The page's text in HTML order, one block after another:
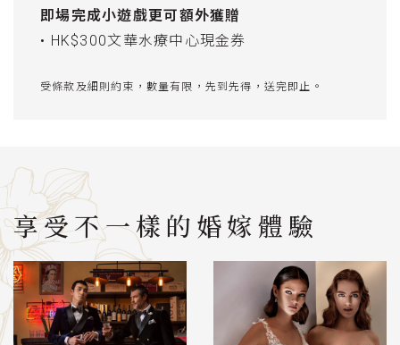
即場完成小遊戲更可額外獲贈
• HK$300文華水療中心現金券
受條款及細則約束，數量有限，先到先得，送完即止。
享受不一樣的婚嫁體驗